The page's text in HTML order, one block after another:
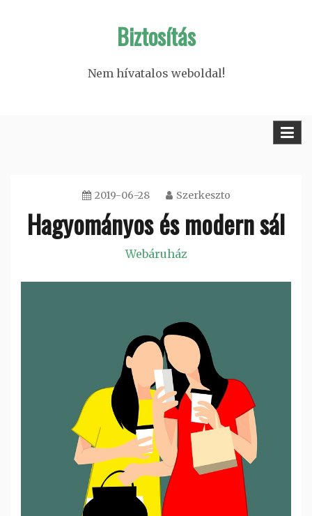
Biztosítás
Nem hívatalos weboldal!
2019-06-28 Szerkeszto
Hagyományos és modern sál
Webáruház